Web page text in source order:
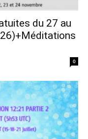
du 27 au
0